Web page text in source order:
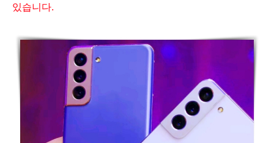
있습니다.